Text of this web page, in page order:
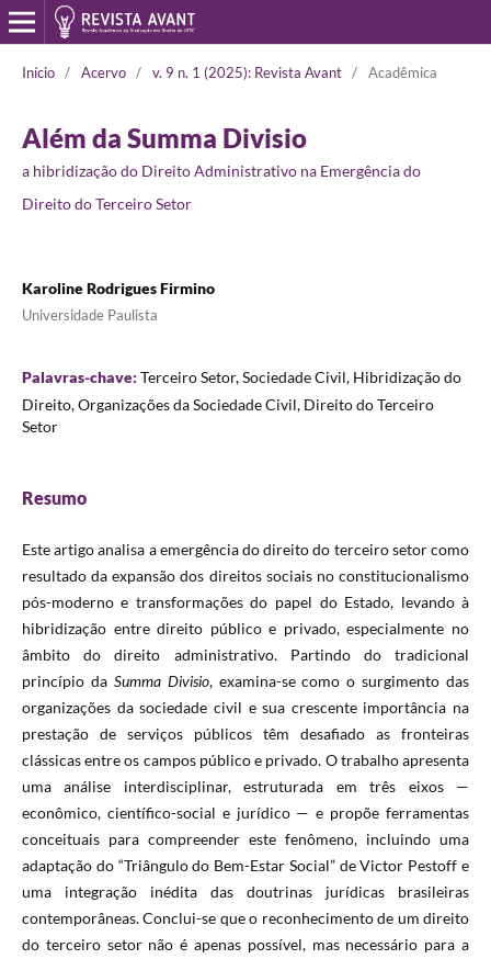
Início / Acervo / v. 9 n. 1 (2025): Revista Avant / Acadêmica
Além da Summa Divisio
a hibridização do Direito Administrativo na Emergência do
Direito do Terceiro Setor
Karoline Rodrigues Firmino
Universidade Paulista
Palavras-chave: Terceiro Setor, Sociedade Civil, Hibridização do
Direito, Organizações da Sociedade Civil, Direito do Terceiro
Setor
Resumo
Este artigo analisa a emergência do direito do terceiro setor como
resultado da expansão dos direitos sociais no constitucionalismo
pós-moderno e transformações do papel do Estado, levando à
hibridização entre direito público e privado, especialmente no
âmbito do direito administrativo. Partindo do tradicional
princípio da Summa Divisio, examina-se como o surgimento das
organizações da sociedade civil e sua crescente importância na
prestação de serviços públicos têm desafiado as fronteiras
clássicas entre os campos público e privado. O trabalho apresenta
uma análise interdisciplinar, estruturada em três eixos —
econômico, científico-social e jurídico — e propõe ferramentas
conceituais para compreender este fenômeno, incluindo uma
adaptação do “Triângulo do Bem-Estar Social” de Victor Pestoff e
uma integração inédita das doutrinas jurídicas brasileiras
contemporâneas. Conclui-se que o reconhecimento de um direito
do terceiro setor não é apenas possível, mas necessário para a